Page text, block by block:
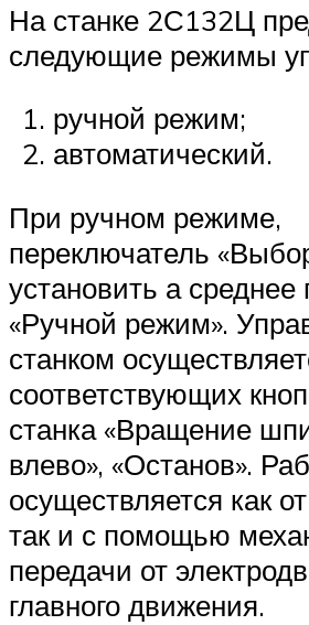
На станке 2С132Ц
следующие режимы
ручной режим;
автоматический.
При ручном режиме,
переключатель
установить а
«Ручной режим».
станком
соответствующих
станка «Вращение
влево», «Останов».
осуществляется как
так и с помощью
передачи от
главного движения.